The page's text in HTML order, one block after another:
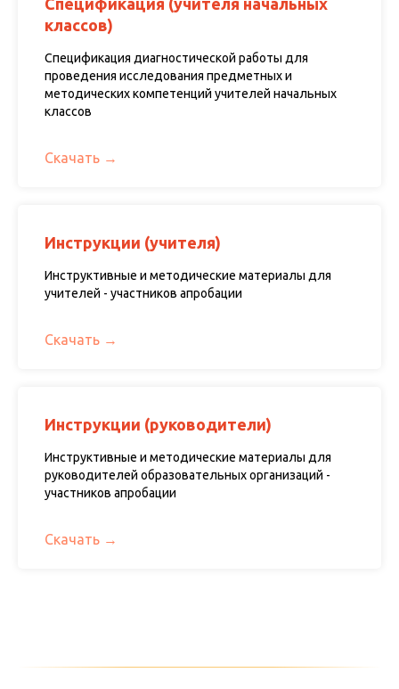
Спецификация (учителя начальных
классов)
Спецификация диагностической работы для
проведения исследования предметных и
методических компетенций учителей начальных
классов
Скачать
Инструкции (учителя)
Инструктивные и методические материалы для
учителей - участников апробации
Скачать
Инструкции (руководители)
Инструктивные и методические материалы для
руководителей образовательных организаций -
участников апробации
Скачать